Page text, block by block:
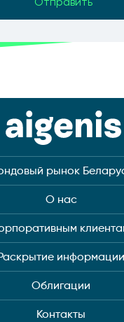
рынок
О нас
информации
Облигации
Контакты